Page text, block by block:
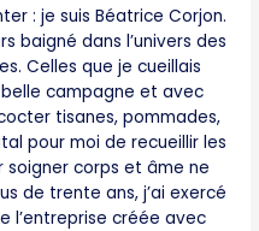
: je suis Béatrice Corjon.
baigné dans l’univers des
Celles que je cueillais
campagne et avec
tisanes, pommades,
pour moi de recueillir les
soigner corps et âme ne
de trente ans, j’ai exercé
l’entreprise créée avec